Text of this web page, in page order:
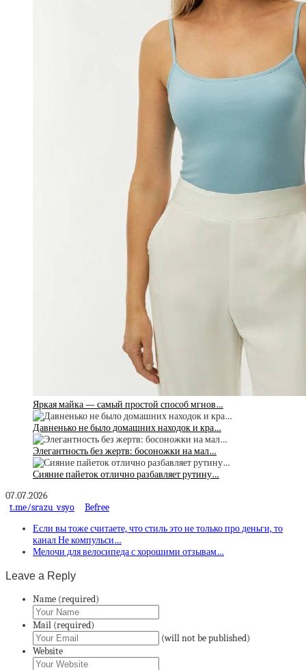
Яркая майка — самый простой способ мгнов…
Давненько не было домашних находок и кра…
Элегантность без жертв: босоножки на мал…
Сияние пайеток отлично разбавляет рутину…
07.07.2026
t.me/srazu_vsyo
Befree
Если вы тоже считаете, что стиль это не только про деньги, то
канал Не компульси…
Мелочи для велосипеда с хорошими отзывам…
Leave a Reply
Name (required)
Mail (required)
(will not be published)
Website